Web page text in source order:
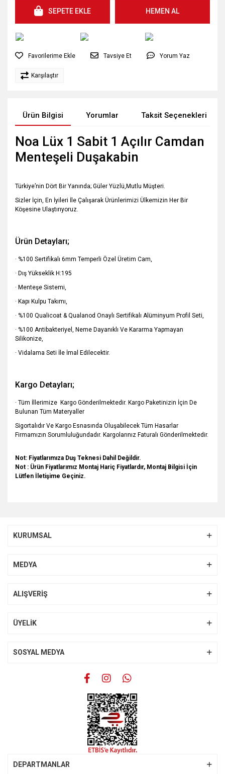
SEPETE EKLE HEMEN AL
Tavsiye Et Yorum Yaz
Karşılaştır
Ürün Bilgisi Yorumlar Taksit Seçenekleri
Noa Lüx 1 Sabit 1 Açılır Camdan
Menteşeli Duşakabin
Türkiye’nin Dört Bir Yanında; Güler Yüzlü,Mutlu Müşteri.
Sizler İçin, En İyileri İle Çalışarak Ürünlerimizi Ülkemizin Her Bir
Köşesine Ulaştırıyoruz.
Ürün Detayları;
· %100 Sertifikalı 6mm Temperli Özel Üretim Cam,
· Dış Yükseklik H:195
· Menteşe Sistemi,
· Kapı Kulpu Takımı,
· %100 Qualicoat & Qualanod Onaylı Sertifikalı Alüminyum Profil Seti,
· %100 Antibakteriyel, Neme Dayanıklı Ve Kararma Yapmayan
Silikonize,
· Vidalama Seti İle İmal Edilecektir.
Kargo Detayları;
· Tüm İllerimize Kargo Gönderilmektedir. Kargo Paketinizin İçin De
Bulunan Tüm Materyaller
Sigortalıdır Ve Kargo Esnasında Oluşabilecek Tüm Hasarlar
Firmamızın Sorumluluğundadır. Kargolarınız Faturalı Gönderilmektedir.
Not: Fiyatlarımıza Duş Teknesi Dahil Değildir.
Not : Ürün Fiyatlarımız Montaj Hariç Fiyatlardır, Montaj Bilgisi İçin
Lütfen İletişime Geçiniz.
Görüş ve önerileriniz için teşekkür ederiz.
Ürün resmi kalitesiz, bozuk veya görüntülenemiyor.
Ürün bilgilerinde hatalar bulunuyor.
Gönder
KURUMSAL
MEDYA
ALIŞVERİŞ
ÜYELİK
SOSYAL MEDYA
DEPARTMANLAR